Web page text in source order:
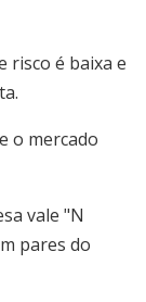
risco é baixa e
o mercado
vale "N
pares do